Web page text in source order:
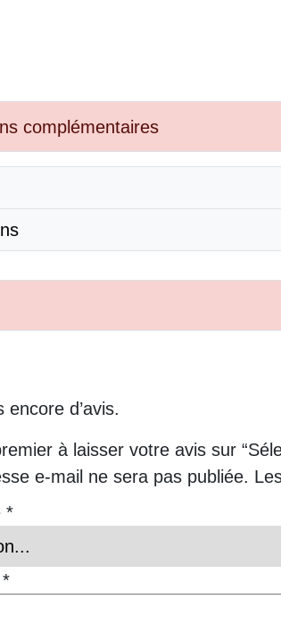
complémentaires
encore d’avis.
à laisser votre avis sur
e-mail ne sera pas publiée.
*
*